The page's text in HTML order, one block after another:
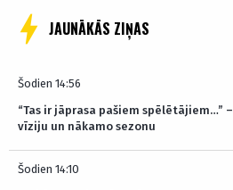
JAUNĀKĀS ZIŅAS
Šodien 14:56
“Tas ir jāprasa pašiem spēlētājiem…”
vīziju un nākamo sezonu
Šodien 14:10